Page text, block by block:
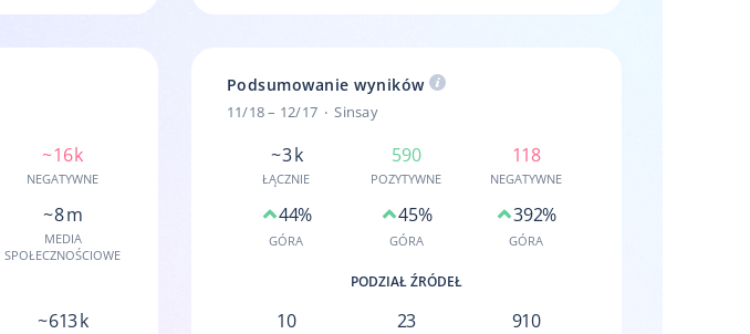
~ 16 k
NEGATYWNE
~ 8 m
MEDIA
SPOŁECZNOŚCIOWE
~ 613 k
Podsumowanie wyników
11/18 – 12/17 Sinsay
~ 3 k
ŁĄCZNIE
590
POZYTYWNE
118
NEGATYWNE
44%
GÓRA
45%
GÓRA
392%
GÓRA
PODZIAŁ ŹRÓDEŁ
10 23 910